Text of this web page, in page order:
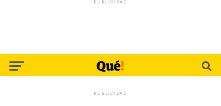
PUBLICIDAD
PUBLICIDAD